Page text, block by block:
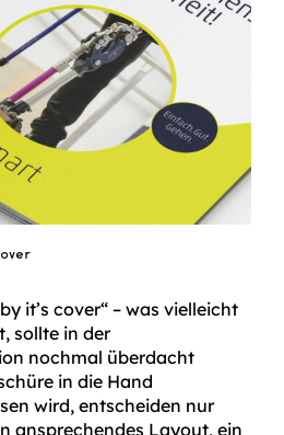
it’s cover“ – was vielleicht
sollte in der
nochmal überdacht
in die Hand
wird, entscheiden nur
ansprechendes Layout, ein